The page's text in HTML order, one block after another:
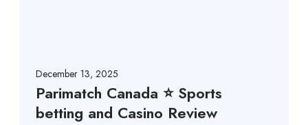
December 13, 2025
Parimatch Canada ⭐️ Sports
betting and Casino Review